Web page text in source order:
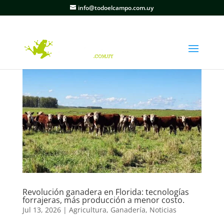
info@todoelcampo.com.uy
Revolución ganadera en Florida: tecnologías
forrajeras, más producción a menor costo.
Jul 13, 2026| Agricultura, Ganadería, Noticias